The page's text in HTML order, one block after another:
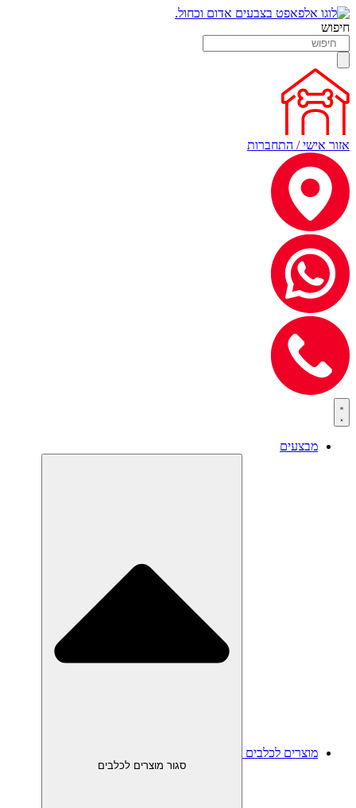
חיפוש
אזור אישי / התחברות
מבצעים
מוצרים לכלבים
סגור מוצרים לכלבים